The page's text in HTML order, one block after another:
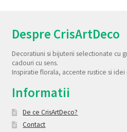
Despre CrisArtDeco
Decoratiuni si bijuterii selectionate cu
cadouri cu sens.
Inspiratie florala, accente rustice si
Informatii
De ce CrisArtDeco?
Contact